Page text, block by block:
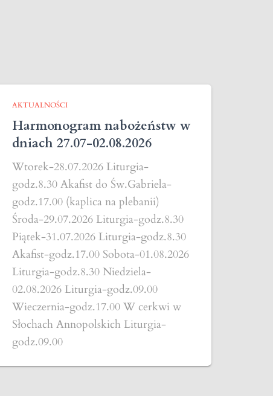
AKTUALNOŚCI
Harmonogram nabożeństw w
dniach 27.07-02.08.2026
Wtorek-28.07.2026 Liturgia-
godz.8.30 Akafist do Św.Gabriela-
godz.17.00 (kaplica na plebanii)
Środa-29.07.2026 Liturgia-godz.8.30
Piątek-31.07.2026 Liturgia-godz.8.30
Akafist-godz.17.00 Sobota-01.08.2026
Liturgia-godz.8.30 Niedziela-
02.08.2026 Liturgia-godz.09.00
Wieczernia-godz.17.00 W cerkwi w
Słochach Annopolskich Liturgia-
godz.09.00